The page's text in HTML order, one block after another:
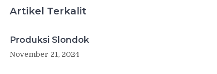
Artikel Terkalit
Produksi Slondok
November 21, 2024